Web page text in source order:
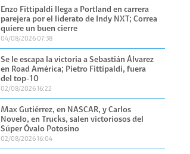
Enzo Fittipaldi llega a Portland en carrera
parejera por el liderato de Indy NXT; Correa
quiere un buen cierre
04/08/2026 07:38
Se le escapa la victoria a Sebastián Álvarez
en Road América; Pietro Fittipaldi, fuera
del top-10
02/08/2026 16:22
Max Gutiérrez, en NASCAR, y Carlos
Novelo, en Trucks, salen victoriosos del
Súper Óvalo Potosino
02/08/2026 16:04